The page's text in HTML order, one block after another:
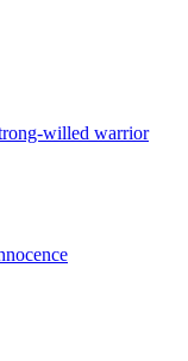
willed warrior